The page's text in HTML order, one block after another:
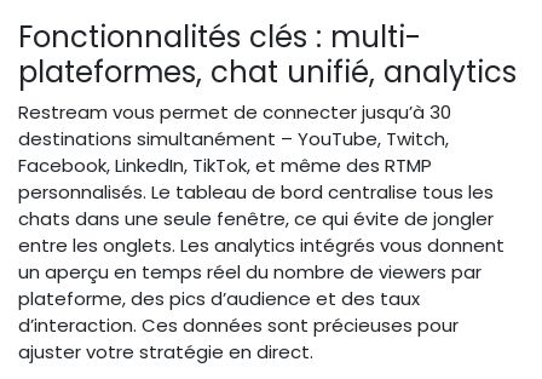
Fonctionnalités clés : multi-
plateformes, chat unifié, analytics
Restream vous permet de connecter jusqu’à 30
destinations simultanément – YouTube, Twitch,
Facebook, LinkedIn, TikTok, et même des RTMP
personnalisés. Le tableau de bord centralise tous les
chats dans une seule fenêtre, ce qui évite de jongler
entre les onglets. Les analytics intégrés vous donnent
un aperçu en temps réel du nombre de viewers par
plateforme, des pics d’audience et des taux
d’interaction. Ces données sont précieuses pour
ajuster votre stratégie en direct.